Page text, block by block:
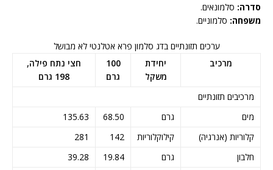
סדרה: סלמונאים.
משפחה: סלמוניים.
ערכים תזונתיים בדג סלמון פרא אטלנטי לא מבושל
מרכיב
יחידת
משקל
100
גרם
חצי נתח פילה,
198 גרם
מרכיבים תזונתיים
מים
גרם 68.50
135.63
קלוריות (אנרגיה)
קילוקלוריות 142
281
חלבון
גרם 19.84
39.28